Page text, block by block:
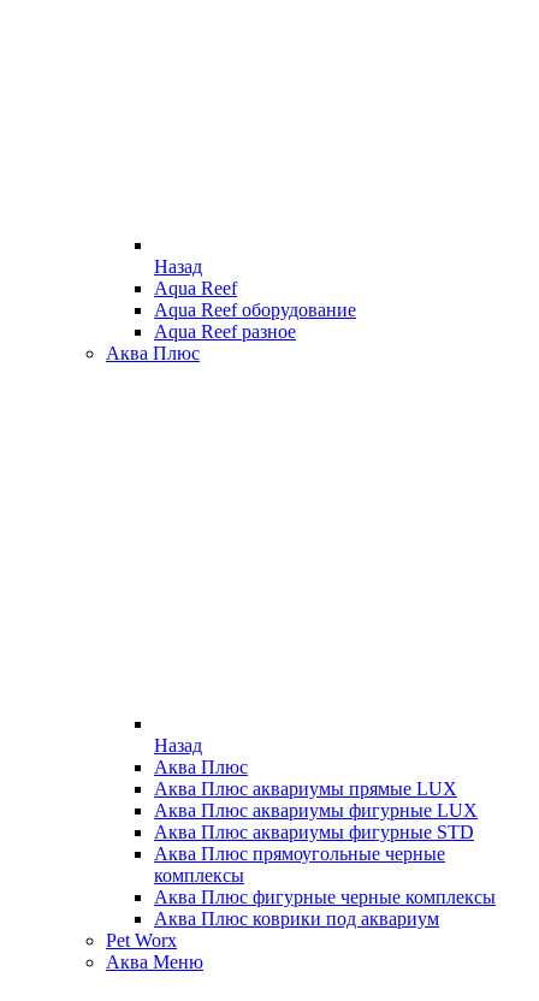
Назад
Aqua Reef
Aqua Reef оборудование
Aqua Reef разное
Аква Плюс
Назад
Аква Плюс
Аква Плюс аквариумы прямые LUX
Аква Плюс аквариумы фигурные LUX
Аква Плюс аквариумы фигурные STD
Аква Плюс прямоугольные черные
комплексы
Аква Плюс фигурные черные комплексы
Аква Плюс коврики под аквариум
Pet Worx
Аква Меню